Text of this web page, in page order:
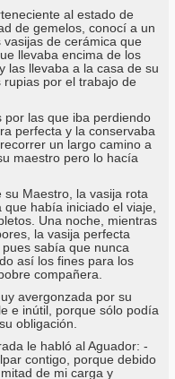
al estado de
de gemelos, conocí a un
de cerámica que
llevaba encima de los
las llevaba a la casa de su
por el trabajo de
por las que iba perdiendo
perfecta y la conservaba
un largo camino a
maestro pero lo hacía
Maestro, la vasija rota
había iniciado el viaje,
Una noche, mientras
la vasija perfecta
sabía que nunca
así los fines para los
compañera.
avergonzada por su
e inútil, porque sólo podía
obligación.
le habló al Aguador: -
contigo, porque debido
de mi carga y